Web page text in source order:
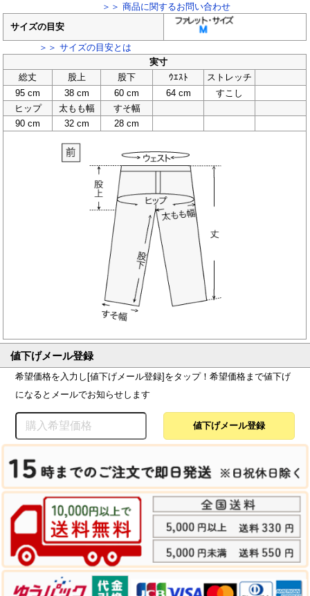
＞＞ 商品に関するお問い合わせ
サイズの目安
＞＞ サイズの目安とは
実寸
総丈
股上 股下 ｳｴｽﾄ
ストレッチ
95 cm
38 cm 60 cm 64 cm
すこし
ヒップ
太もも幅
すそ幅
90 cm
32 cm 28 cm
値下げメール登録
希望価格を入力し[値下げメール登録]をタップ！希望価格まで値下げ
になるとメールでお知らせします